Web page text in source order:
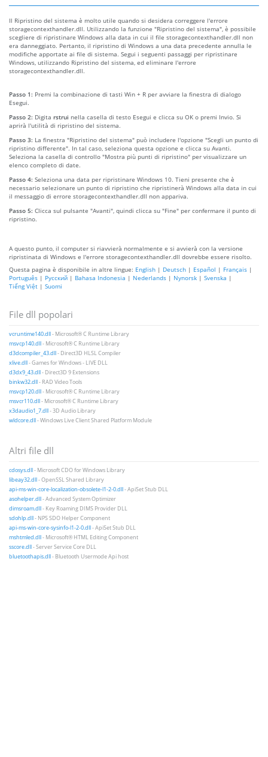
Il Ripristino del sistema è molto utile quando si desidera correggere l'errore
storagecontexthandler.dll. Utilizzando la funzione "Ripristino del sistema", è possibile
scegliere di ripristinare Windows alla data in cui il file storagecontexthandler.dll non
era danneggiato. Pertanto, il ripristino di Windows a una data precedente annulla le
modifiche apportate ai file di sistema. Segui i seguenti passaggi per ripristinare
Windows, utilizzando Ripristino del sistema, ed eliminare l'errore
storagecontexthandler.dll.
Passo 1: Premi la combinazione di tasti Win + R per avviare la finestra di dialogo
Esegui.
Passo 2: Digita rstrui nella casella di testo Esegui e clicca su OK o premi Invio. Si
aprirà l'utilità di ripristino del sistema.
Passo 3: La finestra "Ripristino del sistema" può includere l'opzione "Scegli un punto di
ripristino differente". In tal caso, seleziona questa opzione e clicca su Avanti.
Seleziona la casella di controllo "Mostra più punti di ripristino" per visualizzare un
elenco completo di date.
Passo 4: Seleziona una data per ripristinare Windows 10. Tieni presente che è
necessario selezionare un punto di ripristino che ripristinerà Windows alla data in cui
il messaggio di errore storagecontexthandler.dll non appariva.
Passo 5: Clicca sul pulsante "Avanti", quindi clicca su "Fine" per confermare il punto di
ripristino.
A questo punto, il computer si riavvierà normalmente e si avvierà con la versione
ripristinata di Windows e l'errore storagecontexthandler.dll dovrebbe essere risolto.
Questa pagina è disponibile in altre lingue: English | Deutsch | Español | Français |
Português | Русский | Bahasa Indonesia | Nederlands | Nynorsk | Svenska |
Tiếng Việt | Suomi
File dll popolari
vcruntime140.dll- Microsoft® C Runtime Library
msvcp140.dll- Microsoft® C Runtime Library
d3dcompiler_43.dll- Direct3D HLSL Compiler
xlive.dll- Games for Windows - LIVE DLL
d3dx9_43.dll- Direct3D 9 Extensions
binkw32.dll- RAD Video Tools
msvcp120.dll- Microsoft® C Runtime Library
msvcr110.dll- Microsoft® C Runtime Library
x3daudio1_7.dll- 3D Audio Library
wldcore.dll- Windows Live Client Shared Platform Module
Altri file dll
cdosys.dll- Microsoft CDO for Windows Library
libeay32.dll- OpenSSL Shared Library
api-ms-win-core-localization-obsolete-l1-2-0.dll- ApiSet Stub DLL
asohelper.dll- Advanced System Optimizer
dimsroam.dll- Key Roaming DIMS Provider DLL
sdohlp.dll- NPS SDO Helper Component
api-ms-win-core-sysinfo-l1-2-0.dll- ApiSet Stub DLL
mshtmled.dll- Microsoft® HTML Editing Component
sscore.dll- Server Service Core DLL
bluetoothapis.dll- Bluetooth Usermode Api host